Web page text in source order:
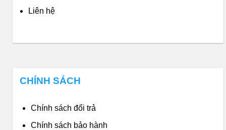
Liên hệ
CHÍNH SÁCH
Chính sách đổi trả
Chính sách bảo hành